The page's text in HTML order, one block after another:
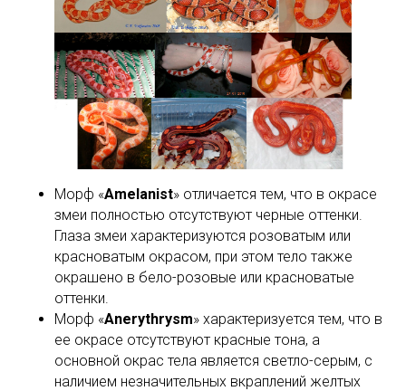
Морф «Amelanist» отличается тем, что в окрасе
змеи полностью отсутствуют черные оттенки.
Глаза змеи характеризуются розоватым или
красноватым окрасом, при этом тело также
окрашено в бело-розовые или красноватые
оттенки.
Морф «Anerythrysm» характеризуется тем, что в
ее окрасе отсутствуют красные тона, а
основной окрас тела является светло-серым, с
наличием незначительных вкраплений желтых